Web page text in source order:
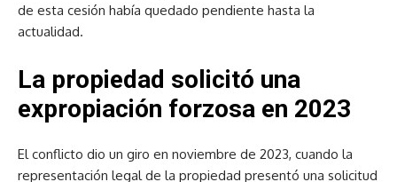
de esta cesión había quedado pendiente hasta la
actualidad.
La propiedad solicitó una
expropiación forzosa en 2023
El conflicto dio un giro en noviembre de 2023, cuando la
representación legal de la propiedad presentó una solicitud